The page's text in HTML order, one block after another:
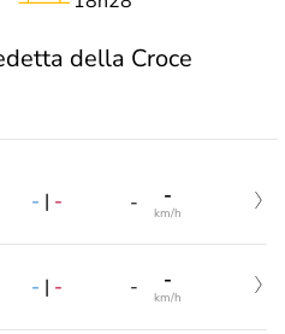
della Croce
- | - - -
km/h
- | - - -
km/h